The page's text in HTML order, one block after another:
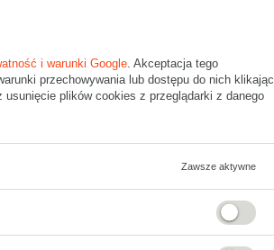
i warunki Google. Akceptacja tego
przechowywania lub dostępu do nich klikając
plików cookies z przeglądarki z danego
Zawsze aktywne